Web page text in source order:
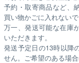
予約・取寄商品など、
買い物かごに入れないで
万一、発送可能な在庫
いただきます。
発送予定日の13時以降
せん。ご希望のある場